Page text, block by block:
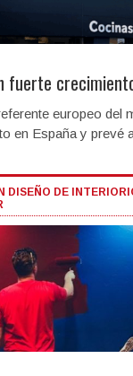
fuerte
europeo del
en España y prevé
DISEÑO DE